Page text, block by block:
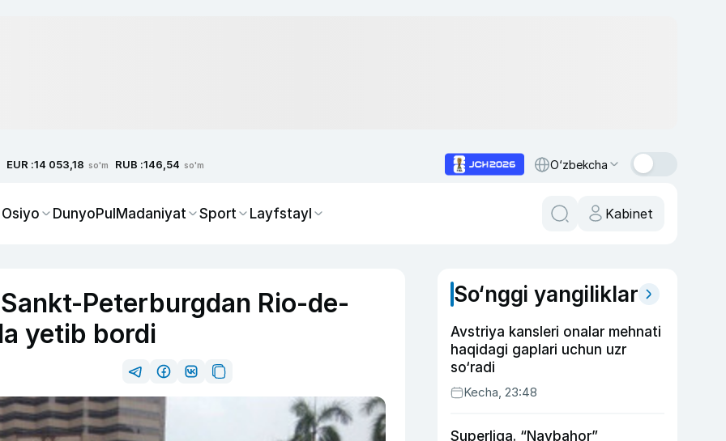
EUR :14 053,18 so'm RUB :146,54 so'm O‘zbekcha
DunyoPulMadaniyat Sport Layfstayl Kabinet
Peterburgdan Rio-de-
yetib bordi
So‘nggi yangiliklar
Avstriya kansleri onalar mehnati
haqidagi gaplari uchun uzr
so‘radi
Kecha, 23:48
Superliga. “Navbahor”